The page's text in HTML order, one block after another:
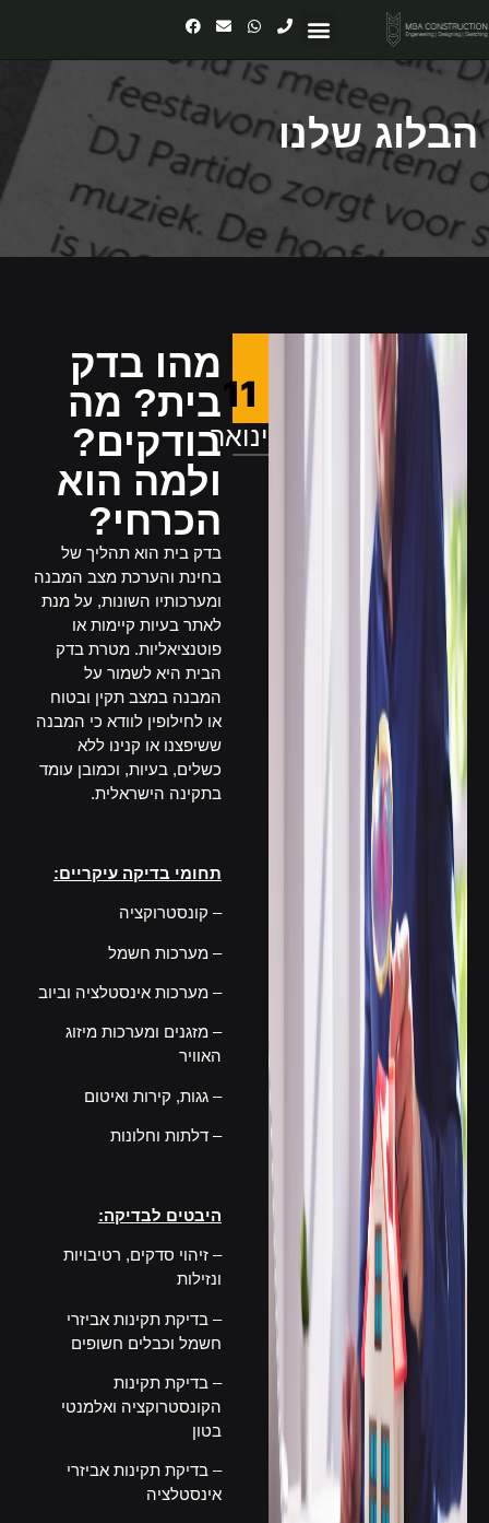
הבלוג שלנו
11
ינואר
מהו בדק
בית? מה
בודקים?
ולמה הוא
הכרחי?
בדק בית הוא תהליך של
בחינת והערכת מצב המבנה
ומערכותיו השונות, על מנת
לאתר בעיות קיימות או
פוטנציאליות. מטרת בדק
הבית היא לשמור על
המבנה במצב תקין ובטוח
או לחילופין לוודא כי המבנה
ששיפצנו או קנינו ללא
כשלים, בעיות, וכמובן עומד
בתקינה הישראלית.
תחומי בדיקה עיקריים:
– קונסטרוקציה
– מערכות חשמל
– מערכות אינסטלציה וביוב
– מזגנים ומערכות מיזוג
האוויר
– גגות, קירות ואיטום
– דלתות וחלונות
היבטים לבדיקה:
– זיהוי סדקים, רטיבויות
ונזילות
– בדיקת תקינות אביזרי
חשמל וכבלים חשופים
– בדיקת תקינות
הקונסטרוקציה ואלמנטי
בטון
– בדיקת תקינות אביזרי
אינסטלציה